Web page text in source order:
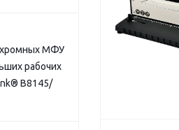
МФУ
рабочих
B8145/